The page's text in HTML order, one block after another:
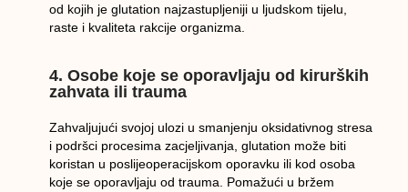
od kojih je glutation najzastupljeniji u ljudskom tijelu,
raste i kvaliteta rakcije organizma.
4. Osobe koje se oporavljaju od kirurških
zahvata ili trauma
Zahvaljujući svojoj ulozi u smanjenju oksidativnog stresa
i podršci procesima zacjeljivanja, glutation može biti
koristan u poslijeoperacijskom oporavku ili kod osoba
koje se oporavljaju od trauma. Pomažući u bržem